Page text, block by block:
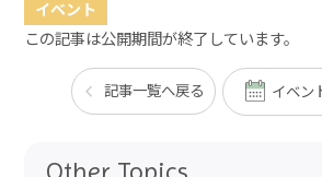
イベント
この記事は公開期間が終了しています。
記事一覧へ戻る イベン